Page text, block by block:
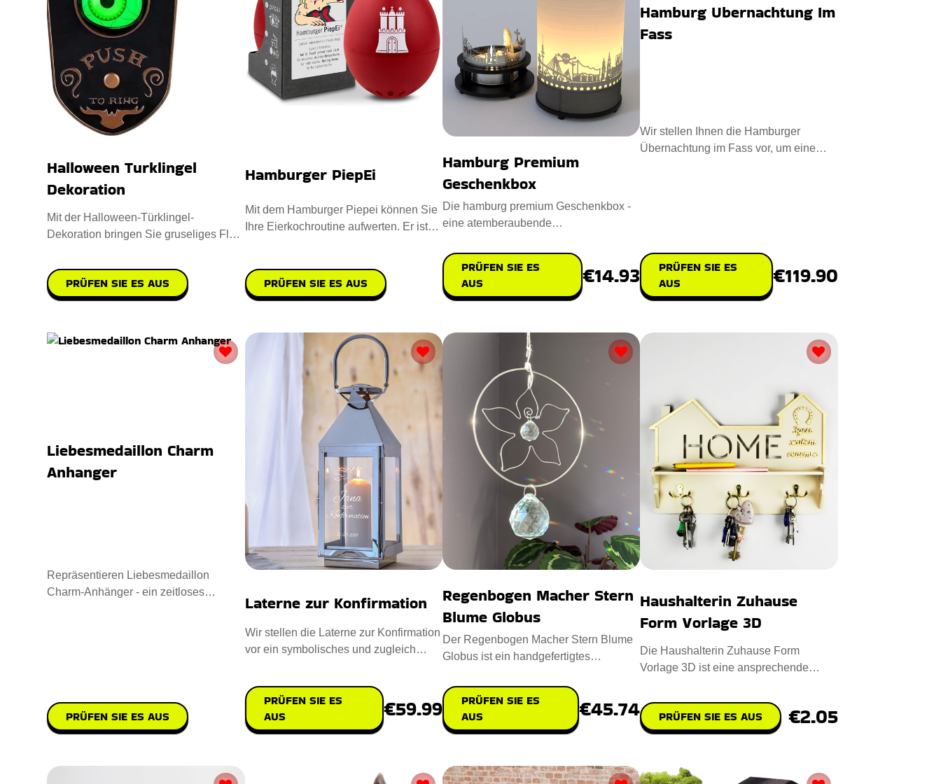
Halloween Turklingel
Dekoration
Mit der Halloween-Türklingel-
Dekoration bringen Sie gruseliges Flair
PRÜFEN SIE ES AUS
Hamburger PiepEi
Mit dem Hamburger Piepei können Sie
Ihre Eierkochroutine aufwerten. Er ist
PRÜFEN SIE ES AUS
Hamburg Premium
Geschenkbox
Die hamburg premium Geschenkbox -
eine atemberaubende
Hamburger Wah
PRÜFEN SIE ES
AUS
€14.93
Hamburg Ubernachtung Im
Fass
Wir stellen Ihnen die Hamburger
Übernachtung im Fass vor, um eine
PRÜFEN SIE ES
AUS
€119.90
Liebesmedaillon Charm
Anhanger
Repräsentieren Liebesmedaillon
Charm-Anhänger - ein zeitloses
PRÜFEN SIE ES AUS
Laterne zur Konfirmation
Wir stellen die Laterne zur Konfirmation
vor ein symbolisches und zugleich
PRÜFEN SIE ES
AUS
€59.99
Regenbogen Macher Stern
Blume Globus
Der Regenbogen Macher Stern Blume
Globus ist ein handgefertigtes
PRÜFEN SIE ES
AUS
€45.74
Haushalterin Zuhause
Form Vorlage 3D
Die Haushalterin Zuhause Form
Vorlage 3D ist eine ansprechende
PRÜFEN SIE ES AUS €2.05